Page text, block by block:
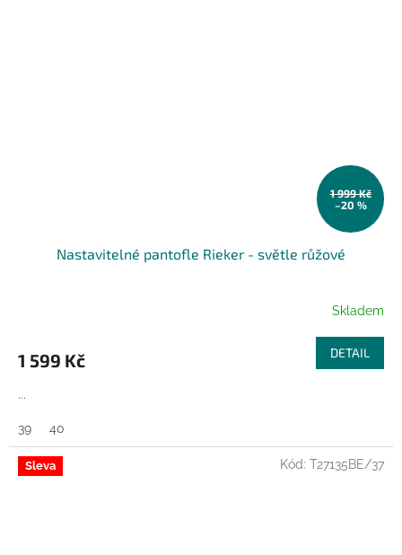
1 999 Kč
–20 %
Nastavitelné pantofle Rieker - světle růžové
Skladem
1 599 Kč DETAIL
...
39 40
Sleva Kód: T27135BE/37